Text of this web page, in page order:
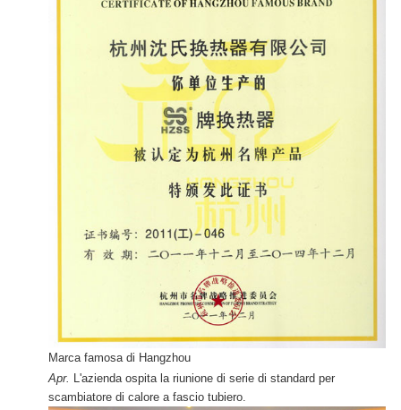
Marca famosa di Hangzhou
Apr. L'azienda ospita la riunione di serie di standard per
scambiatore di calore a fascio tubiero.